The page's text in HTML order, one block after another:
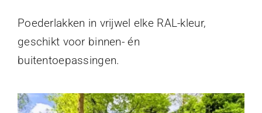
Poederlakken in vrijwel elke RAL-kleur,
geschikt voor binnen- én
buitentoepassingen.